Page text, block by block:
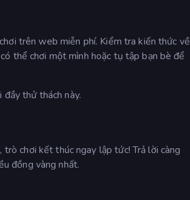
trên web miễn phí. Kiểm tra kiến thức về
thể chơi một mình hoặc tụ tập bạn bè để
thử thách này.
chơi kết thúc ngay lập tức! Trả lời càng
đồng vàng nhất.